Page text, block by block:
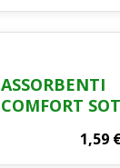
ASSORBENTI
COMFORT
1,59